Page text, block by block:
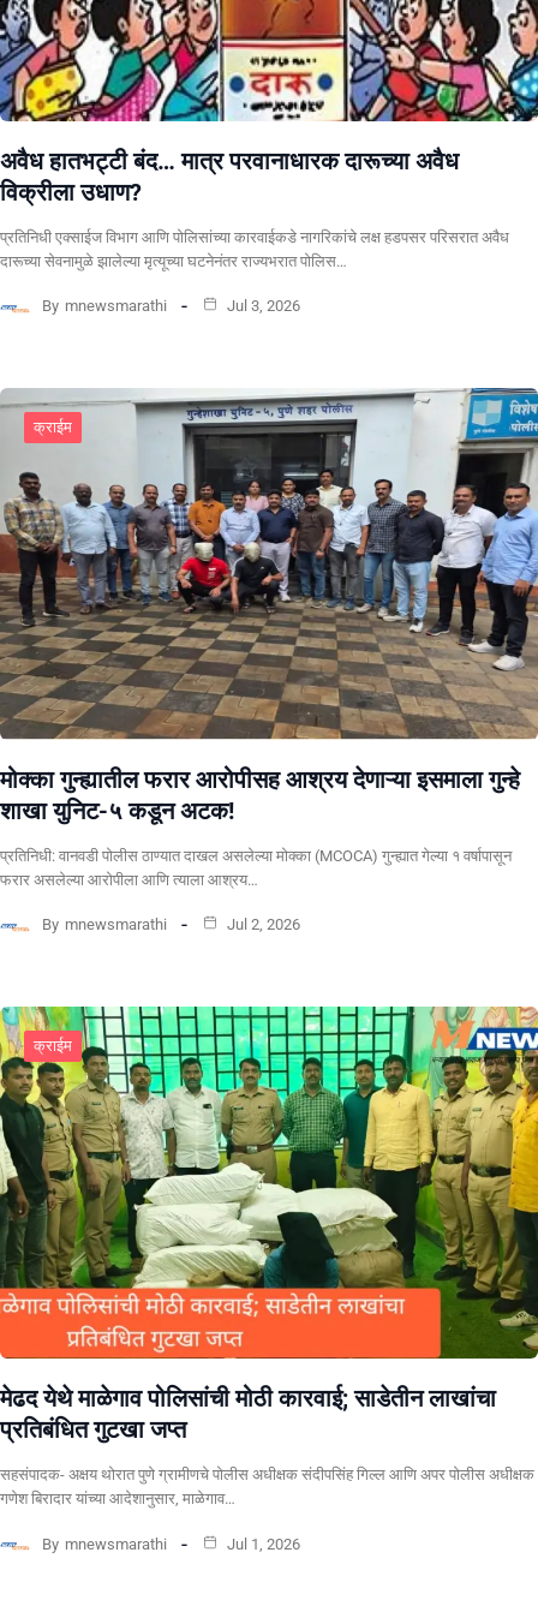
अवैध हातभट्टी बंद… मात्र परवानाधारक दारूच्या अवैध
विक्रीला उधाण?
प्रतिनिधी एक्साईज विभाग आणि पोलिसांच्या कारवाईकडे नागरिकांचे लक्ष हडपसर परिसरात अवैध
दारूच्या सेवनामुळे झालेल्या मृत्यूच्या घटनेनंतर राज्यभरात पोलिस…
By mnewsmarathi Jul 3, 2026
क्राईम
मोक्का गुन्ह्यातील फरार आरोपीसह आश्रय देणाऱ्या इसमाला गुन्हे
शाखा युनिट-५ कडून अटक!
प्रतिनिधी: वानवडी पोलीस ठाण्यात दाखल असलेल्या मोक्का (MCOCA) गुन्ह्यात गेल्या १ वर्षापासून
फरार असलेल्या आरोपीला आणि त्याला आश्रय…
By mnewsmarathi Jul 2, 2026
क्राईम
​मेढद येथे माळेगाव पोलिसांची मोठी कारवाई; साडेतीन लाखांचा
प्रतिबंधित गुटखा जप्त
सहसंपादक- अक्षय थोरात पुणे ग्रामीणचे पोलीस अधीक्षक संदीपसिंह गिल्ल आणि अपर पोलीस अधीक्षक
गणेश बिरादार यांच्या आदेशानुसार, माळेगाव…
By mnewsmarathi Jul 1, 2026